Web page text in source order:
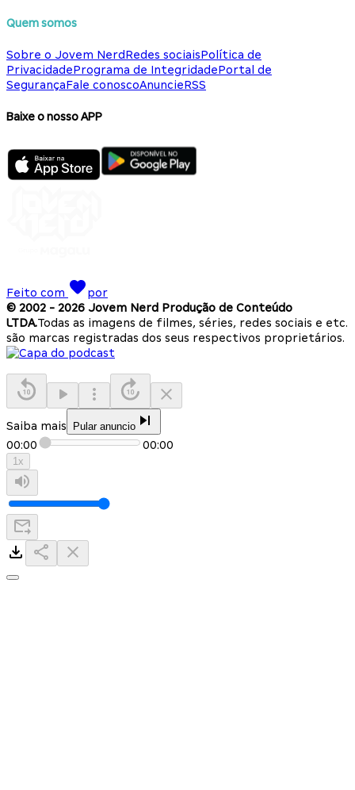
Quem somos
Sobre o Jovem NerdRedes sociaisPolítica de
PrivacidadePrograma de IntegridadePortal de
SegurançaFale conoscoAnuncieRSS
Baixe o nosso APP
Feito com
por
© 2002 - 2026 Jovem Nerd Produção de Conteúdo
LTDA.Todas as imagens de filmes, séries, redes sociais e etc.
são marcas registradas dos seus respectivos proprietários.
Saiba mais Pular anuncio
00:00 00:00
1x